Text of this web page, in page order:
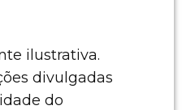
ilustrativa.
divulgadas
do